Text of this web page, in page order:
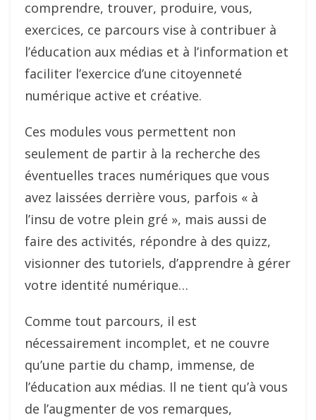
comprendre, trouver, produire, vous,
exercices, ce parcours vise à contribuer à
l’éducation aux médias et à l’information et
faciliter l’exercice d’une citoyenneté
numérique active et créative.
Ces modules vous permettent non
seulement de partir à la recherche des
éventuelles traces numériques que vous
avez laissées derrière vous, parfois « à
l’insu de votre plein gré », mais aussi de
faire des activités, répondre à des quizz,
visionner des tutoriels, d’apprendre à gérer
votre identité numérique…
Comme tout parcours, il est
nécessairement incomplet, et ne couvre
qu’une partie du champ, immense, de
l’éducation aux médias. Il ne tient qu’à vous
de l’augmenter de vos remarques,